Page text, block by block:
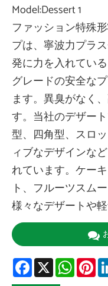
Model:Dessert 1
ファッション特殊
プは、寧波力プラ
発に力を入れてい
グレードの安全な
ます。異臭がなく
す。当社のデザー
型、四角型、スロ
ィブなデザインな
れています。ケー
ト、フルーツスム
様々なデザートや
Facebook
X